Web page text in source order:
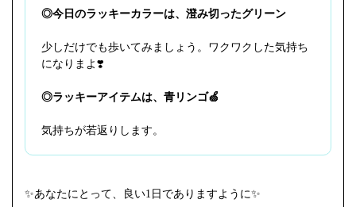
◎今日のラッキーカラーは、澄み切ったグリーン
少しだけでも歩いてみましょう。ワクワクした気持ち
になりまよ❣️
◎ラッキーアイテムは、青リンゴ🍏
気持ちが若返りします。
✨あなたにとって、良い1日でありますように✨